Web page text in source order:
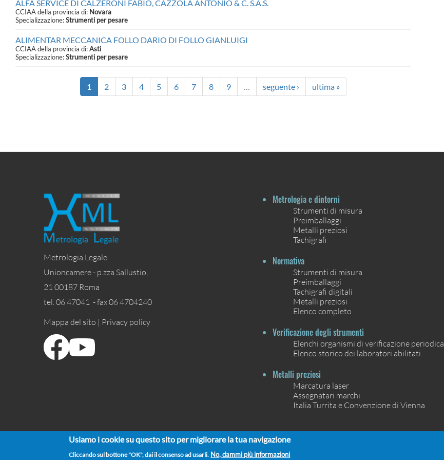
ALFA SERVICE DI CALZERONI FABIO, CAZZOLA ANTONIO & C. S.A.S.
CCIAA della provincia di: Novara
Specializzazione:Strumenti per pesare
ALIMENTAR MECCANICA FOLLO DARIO DI FOLLO GIANLUIGI
CCIAA della provincia di:Asti
Specializzazione:Strumenti per pesare
1 2 3 4 5 6 7 8 9 … seguente › ultima »
Metrologia Legale
Unioncamere - p.zza Sallustio,
21 00187 Roma
tel. 06 47041 - fax 06 4704240
Mappa del sito | Privacy policy
Metrologia e dintorni
Strumenti di misura
Preimballaggi
Metalli preziosi
Tachigrafi
Normativa
Strumenti di misura
Preimballaggi
Tachigrafi digitali
Metalli preziosi
Elenco completo
Verificazione degli strumenti
Elenchi organismi di verificazione periodica
Elenco storico dei laboratori abilitati
Metalli preziosi
Marcatura laser
Assegnatari marchi
Italia Turrita e Convenzione di Vienna
UNIONCAMERE ©2021
Usiamo i cookie su questo sito per migliorare la tua navigazione
Cliccando sul bottone "OK", dai il consenso ad usarli. No, dammi più informazioni